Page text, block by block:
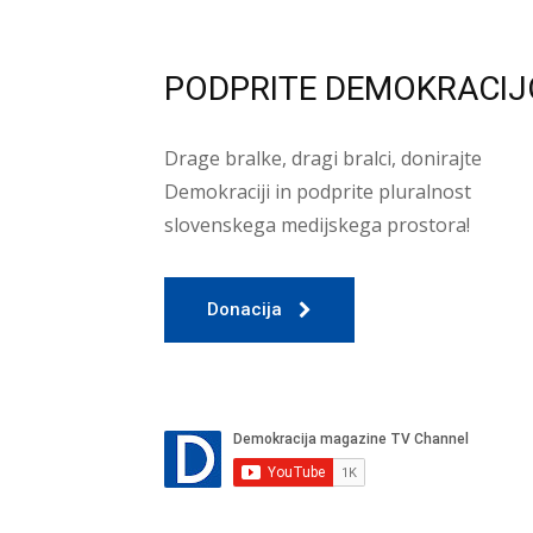
PODPRITE
Drage bralke, dragi bralci, donirajte
Demokraciji in podprite pluralnost
slovenskega medijskega prostora!
Donacija